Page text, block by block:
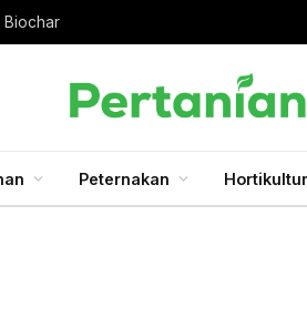
Biochar
Peternakan